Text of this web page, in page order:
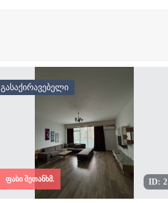
გასაქირავებელი
ID: 2
ფასი შეთანხმ.